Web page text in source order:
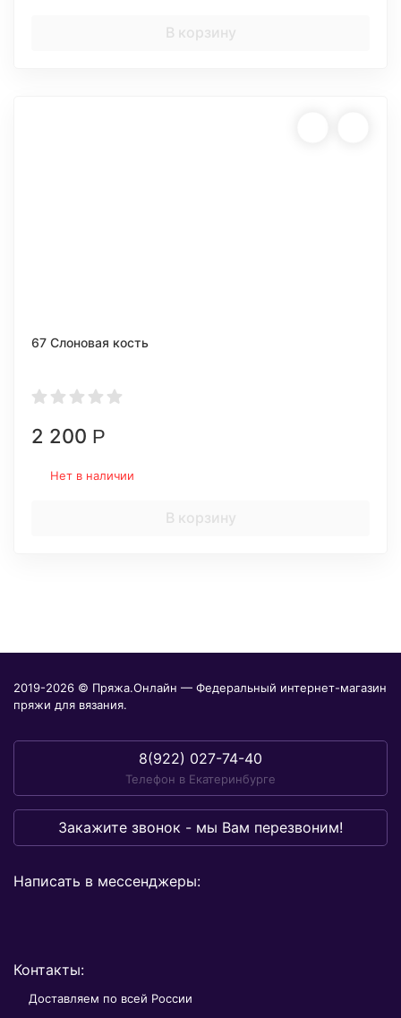
В корзину
67 Слоновая кость
2 200 Р
Нет в наличии
В корзину
2019-2026 © Пряжа.Онлайн — Федеральный интернет-магазин
пряжи для вязания.
8(922) 027-74-40
Телефон в Екатеринбурге
Закажите звонок - мы Вам перезвоним!
Написать в мессенджеры:
Контакты:
Доставляем по всей России